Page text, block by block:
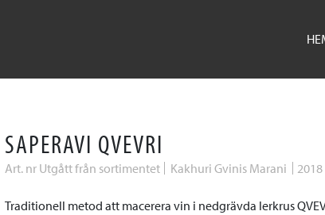
SAPERAVI QVEVRI
Art. nr Utgått från sortimentet Kakhuri Gvinis Marani 2018
Traditionell metod att macerera vin i nedgrävda lerkrus